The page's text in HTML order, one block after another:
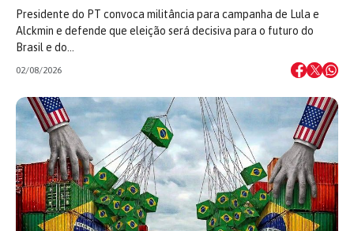
Presidente do PT convoca militância para campanha de Lula e
Alckmin e defende que eleição será decisiva para o futuro do
Brasil e do…
02/08/2026